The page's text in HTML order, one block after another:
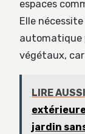
espaces
Elle
automatique
végétaux,
LIRE AUSSI
jardin